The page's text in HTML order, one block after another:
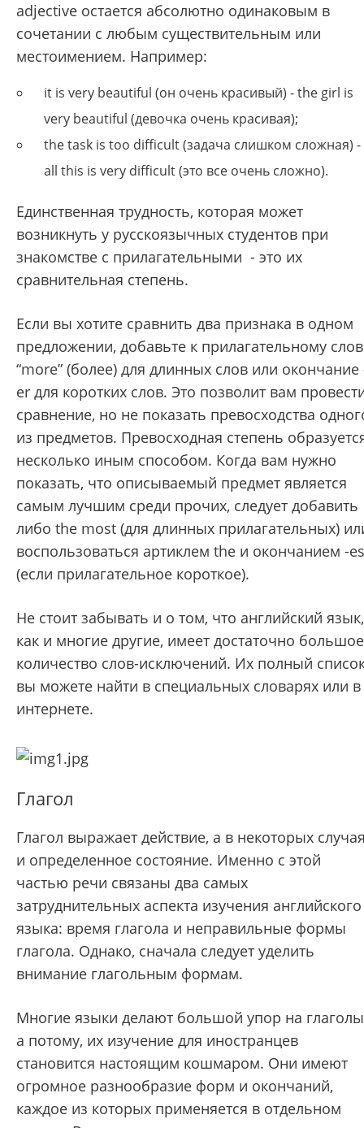
adjective остается абсолютно одинаковым в
сочетании с любым существительным или
местоимением. Например:
it is very beautiful (он очень красивый) - the girl is
very beautiful (девочка очень красивая);
the task is too difficult (задача слишком сложная) -
all this is very difficult (это все очень сложно).
Единственная трудность, которая может
возникнуть у русскоязычных студентов при
знакомстве с прилагательными - это их
сравнительная степень.
Если вы хотите сравнить два признака в одном
предложении, добавьте к прилагательному
“more” (более) для длинных слов или окончание
er для коротких слов. Это позволит вам
сравнение, но не показать превосходства
из предметов. Превосходная степень
несколько иным способом. Когда вам нужно
показать, что описываемый предмет является
самым лучшим среди прочих, следует добавить
либо the most (для длинных прилагательных)
воспользоваться артиклем the и окончанием -
(если прилагательное короткое).
Не стоит забывать и о том, что английский язык,
как и многие другие, имеет достаточно большое
количество слов-исключений. Их полный
вы можете найти в специальных словарях или в
интернете.
Глагол
Глагол выражает действие, а в некоторых
и определенное состояние. Именно с этой
частью речи связаны два самых
затруднительных аспекта изучения английского
языка: время глагола и неправильные формы
глагола. Однако, сначала следует уделить
внимание глагольным формам.
Многие языки делают большой упор на
а потому, их изучение для иностранцев
становится настоящим кошмаром. Они имеют
огромное разнообразие форм и окончаний,
каждое из которых применяется в отдельном